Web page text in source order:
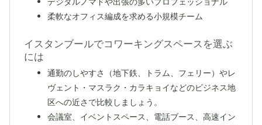
柔軟なオフィス編成を求める小規模チーム
イスタンブールでコワーキングスペースを選ぶ
には
通勤のしやすさ（地下鉄、トラム、フェリー）やレ
ヴェント・マスラク・カラキョイなどのビジネス地
区への近さで比較しましょう。
会議室、イベントスペース、電話ブース、高速イン